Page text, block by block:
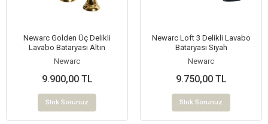
Newarc Golden Üç Delikli
Lavabo Bataryası Altın
Newarc
9.900,00 TL
Stok Sorunuz
Newarc Loft 3 Delikli Lavabo
Bataryası Siyah
Newarc
9.750,00 TL
Stok Sorunuz